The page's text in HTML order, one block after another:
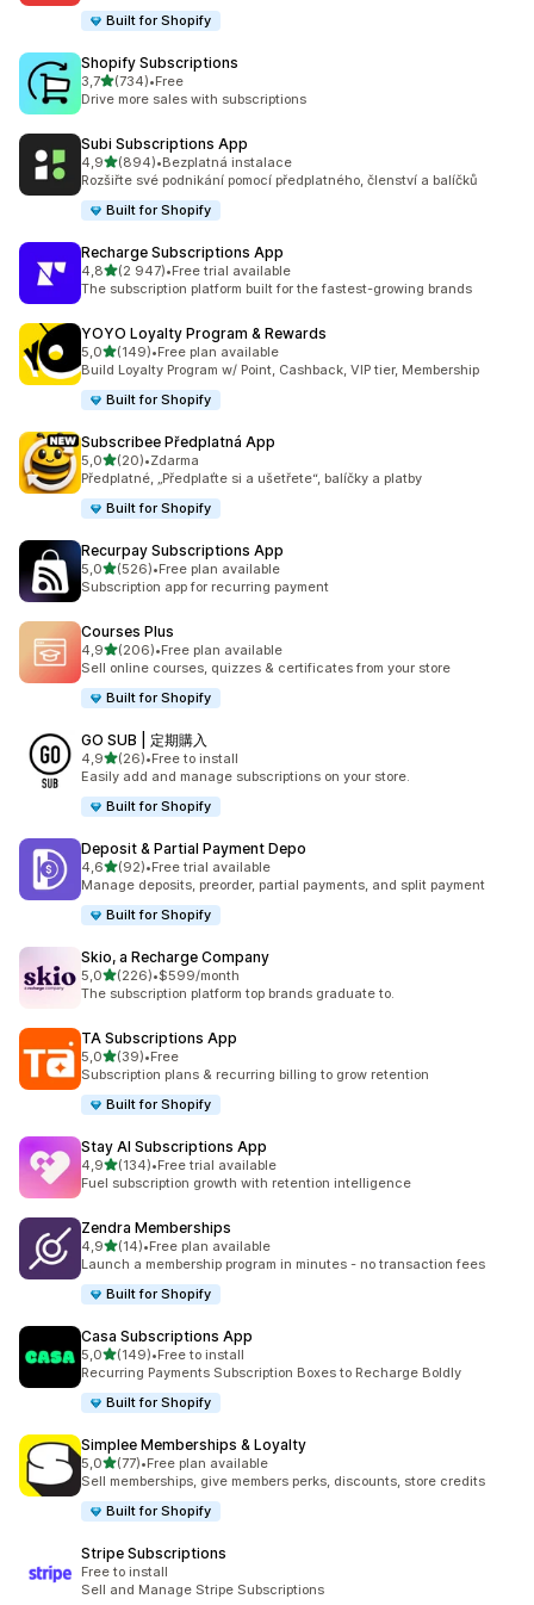
Built for Shopify
Shopify Subscriptions
3,7z 5 hvězd
(734)
Celkový počet recenzí: 734
•Free
Drive more sales with subscriptions
Subi Subscriptions App
4,9z 5 hvězd
(894)
Celkový počet recenzí: 894
•Bezplatná instalace
Rozšiřte své podnikání pomocí předplatného, členství a balíčků
Built for Shopify
Recharge Subscriptions App
4,8z 5 hvězd
(2 947)
Celkový počet recenzí: 2947
•Free trial available
The subscription platform built for the fastest-growing brands
YOYO Loyalty Program & Rewards
5,0z 5 hvězd
(149)
Celkový počet recenzí: 149
•Free plan available
Build Loyalty Program w/ Point, Cashback, VIP tier, Membership
Built for Shopify
Subscribee Předplatná App
5,0z 5 hvězd
(20)
Celkový počet recenzí: 20
•Zdarma
Předplatné, „Předplaťte si a ušetřete“, balíčky a platby
Built for Shopify
Recurpay Subscriptions App
5,0z 5 hvězd
(526)
Celkový počet recenzí: 526
•Free plan available
Subscription app for recurring payment
Courses Plus
4,9z 5 hvězd
(206)
Celkový počet recenzí: 206
•Free plan available
Sell online courses, quizzes & certificates from your store
Built for Shopify
GO SUB | 定期購入
4,9z 5 hvězd
(26)
Celkový počet recenzí: 26
•Free to install
Easily add and manage subscriptions on your store.
Built for Shopify
Deposit & Partial Payment Depo
4,6z 5 hvězd
(92)
Celkový počet recenzí: 92
•Free trial available
Manage deposits, preorder, partial payments, and split payment
Built for Shopify
Skio, a Recharge Company
5,0z 5 hvězd
(226)
Celkový počet recenzí: 226
•$599/month
The subscription platform top brands graduate to.
TA Subscriptions App
5,0z 5 hvězd
(39)
Celkový počet recenzí: 39
•Free
Subscription plans & recurring billing to grow retention
Built for Shopify
Stay AI Subscriptions App
4,9z 5 hvězd
(134)
Celkový počet recenzí: 134
•Free trial available
Fuel subscription growth with retention intelligence
Zendra Memberships
4,9z 5 hvězd
(14)
Celkový počet recenzí: 14
•Free plan available
Launch a membership program in minutes - no transaction fees
Built for Shopify
Casa Subscriptions App
5,0z 5 hvězd
(149)
Celkový počet recenzí: 149
•Free to install
Recurring Payments Subscription Boxes to Recharge Boldly
Built for Shopify
Simplee Memberships & Loyalty
5,0z 5 hvězd
(77)
Celkový počet recenzí: 77
•Free plan available
Sell memberships, give members perks, discounts, store credits
Built for Shopify
Stripe Subscriptions
Free to install
Sell and Manage Stripe Subscriptions